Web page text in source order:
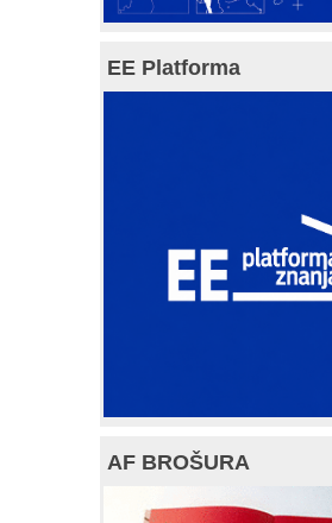
EE Platforma
AF BROŠURA